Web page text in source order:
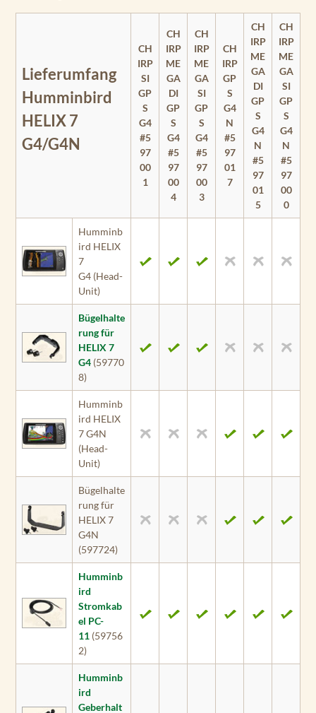
Lieferumfang
Humminbird
HELIX 7
G4/G4N
CH
IRP
SI
GP
S
G4
#5
97
00
1
CH
IRP
ME
GA
DI
GP
S
G4
#5
97
00
4
CH
IRP
ME
GA
SI
GP
S
G4
#5
97
00
3
CH
IRP
GP
S
G4
N
#5
97
01
7
CH
IRP
ME
GA
DI
GP
S
G4
N
#5
97
01
5
CH
IRP
ME
GA
SI
GP
S
G4
N
#5
97
00
0
Humminb
ird HELIX
7
G4 (Head-
Unit)
Bügelhalte
rung für
HELIX 7
G4 (59770
8)
Humminb
ird HELIX
7 G4N
(Head-
Unit)
Bügelhalte
rung für
HELIX 7
G4N
(597724)
Humminb
ird
Stromkab
el PC-
11 (59756
2)
Humminb
ird
Geberhalt